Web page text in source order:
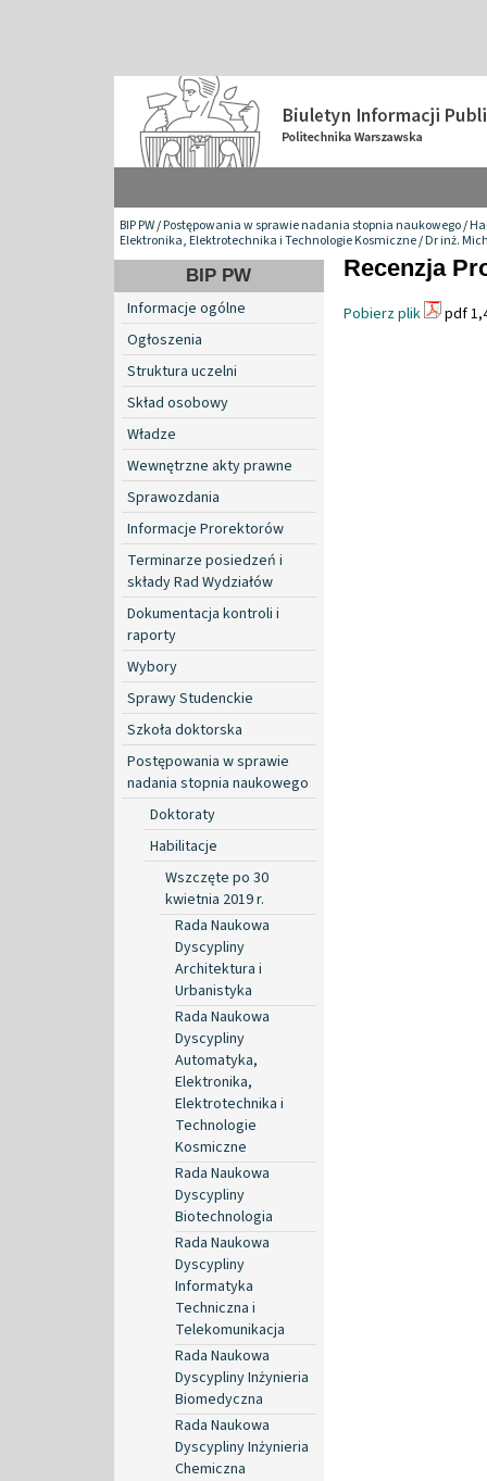
BIP PW/Postępowania w sprawie nadania stopnia naukowego/
Elektronika, Elektrotechnika i Technologie Kosmiczne/Dr inż.
BIP PW
Informacje ogólne
Ogłoszenia
Struktura uczelni
Skład osobowy
Władze
Wewnętrzne akty prawne
Sprawozdania
Informacje Prorektorów
Terminarze posiedzeń i
składy Rad Wydziałów
Dokumentacja kontroli i
raporty
Wybory
Sprawy Studenckie
Szkoła doktorska
Postępowania w sprawie
nadania stopnia naukowego
Doktoraty
Habilitacje
Wszczęte po 30
kwietnia 2019 r.
Rada Naukowa
Dyscypliny
Architektura i
Urbanistyka
Rada Naukowa
Dyscypliny
Automatyka,
Elektronika,
Elektrotechnika i
Technologie
Kosmiczne
Rada Naukowa
Dyscypliny
Biotechnologia
Rada Naukowa
Dyscypliny
Informatyka
Techniczna i
Telekomunikacja
Rada Naukowa
Dyscypliny Inżynieria
Biomedyczna
Rada Naukowa
Dyscypliny Inżynieria
Chemiczna
Recenzja
Pobierz plik pdf